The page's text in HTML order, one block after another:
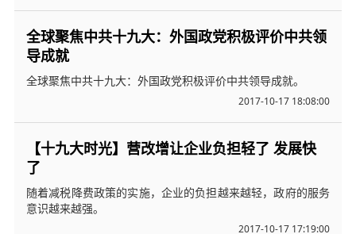
全球聚焦中共十九大：外国政党积极评价中共领
导成就
全球聚焦中共十九大：外国政党积极评价中共领导成就。
2017-10-17 18:08:00
【十九大时光】营改增让企业负担轻了 发展快
了
随着减税降费政策的实施，企业的负担越来越轻，政府的服务
意识越来越强。
2017-10-17 17:19:00